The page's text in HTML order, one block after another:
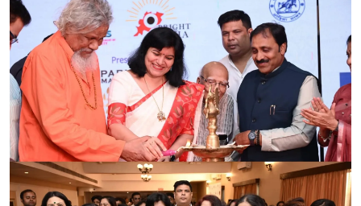
होटल स्वस्ति प्रीमियम में किया गया। इस कार्यक्रम का मुख्य उद्देश्य
समाज के विभिन्न क्षेत्रों में माताओं के संघर्ष, त्याग, सफलता […]